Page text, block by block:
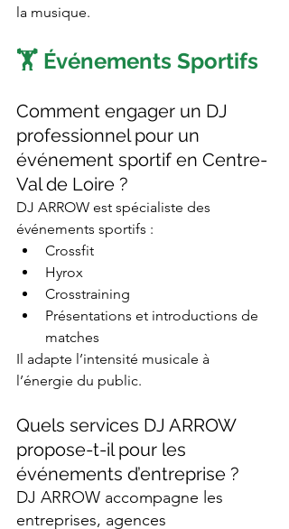
la musique.
🏋️ Événements Sportifs
Comment engager un DJ
professionnel pour un
événement sportif en Centre-
Val de Loire ?
DJ ARROW est spécialiste des
événements sportifs :
Crossfit
Hyrox
Crosstraining
Présentations et introductions de
matches
Il adapte l’intensité musicale à
l’énergie du public.
Quels services DJ ARROW
propose-t-il pour les
événements d’entreprise ?
DJ ARROW accompagne les
entreprises, agences